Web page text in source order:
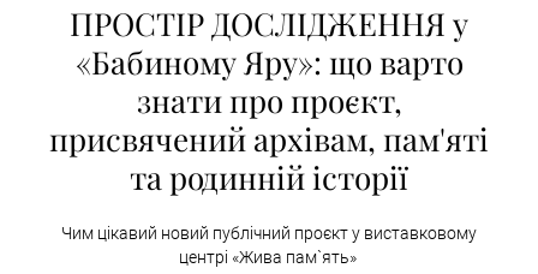
ПРОСТІР ДОСЛІДЖЕННЯ у
«Бабиному Яру»: що варто
знати про проєкт,
присвячений архівам, пам'яті
та родинній історії
Чим цікавий новий публічний проєкт у виставковому
центрі «Жива пам`ять»